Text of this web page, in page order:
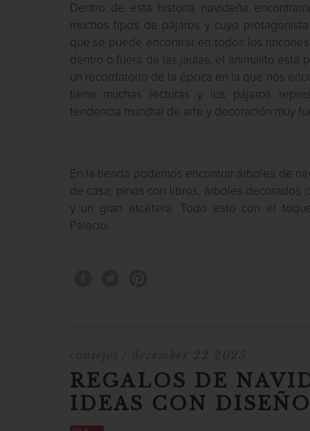
Dentro de esta historia navideña
muchos tipos de pájaros y cuyo
que se puede encontrar en todos los
dentro o fuera de las jaulas, el animalito está
un recordatorio de la época en la que nos
tiene muchas lecturas y los pájaros
tendencia mundial de arte y decoración muy
En la tienda podemos encontrar árboles de
de casa; pinos con libros, árboles decorados
y un gran etcétera. Todo esto con el
Palacio.
REGALOS DE
IDEAS CON